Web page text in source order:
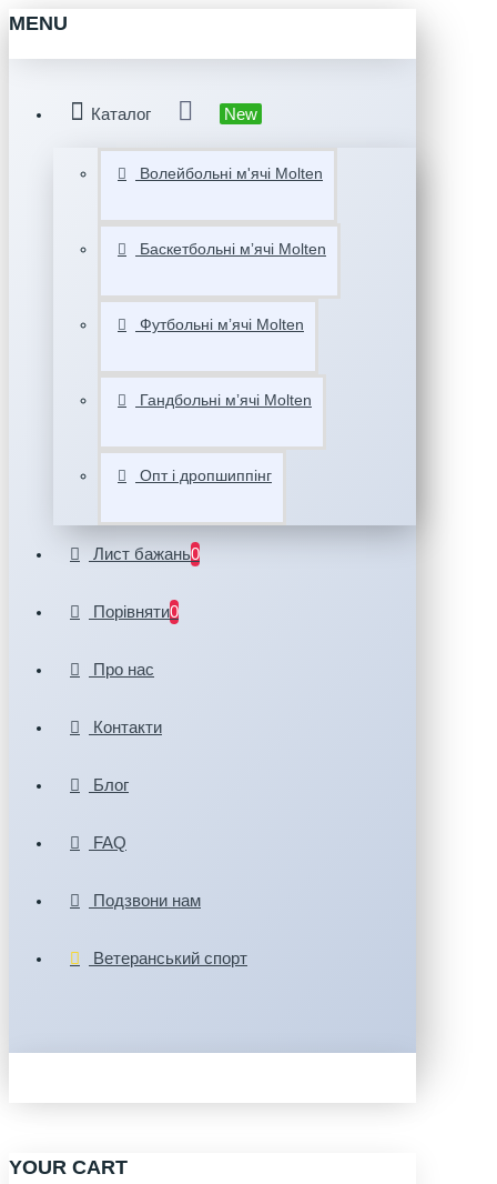
MENU
Каталог New
Волейбольні м'ячі Molten
Баскетбольні мʼячі Molten
Футбольні мʼячі Molten
Гандбольні мʼячі Molten
Опт і дропшиппінг
Лист бажань0
Порівняти0
Про нас
Контакти
Блог
FAQ
Подзвони нам
Ветеранський спорт
YOUR CART